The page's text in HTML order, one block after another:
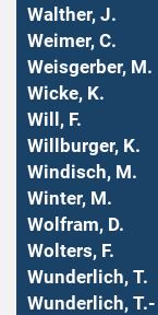
Walther, J.
Weimer, C.
Weisgerber, M.
Wicke, K.
Will, F.
Willburger, K.
Windisch, M.
Winter, M.
Wolfram, D.
Wolters, F.
Wunderlich, T.
Wunderlich, T.-